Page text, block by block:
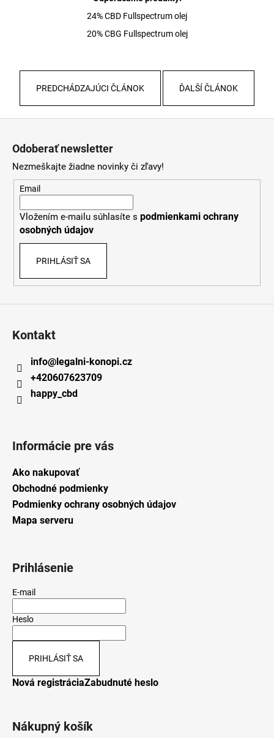
24% CBD Fullspectrum olej
20% CBG Fullspectrum olej
PREDCHÁDZAJÚCI ČLÁNOK ĎALŠÍ ČLÁNOK
Odoberať newsletter
Nezmeškajte žiadne novinky či zľavy!
Email
Vložením e-mailu súhlasíte s podmienkami ochrany
osobných údajov
PRIHLÁSIŤ SA
Kontakt
info@legalni-konopi.cz
+420607623709
happy_cbd
Informácie pre vás
Ako nakupovať
Obchodné podmienky
Podmienky ochrany osobných údajov
Mapa serveru
Prihlásenie
E-mail
Heslo
PRIHLÁSIŤ SA
Nová registráciaZabudnuté heslo
Nákupný košík